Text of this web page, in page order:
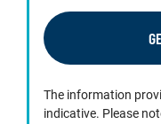
The information
indicative. Please